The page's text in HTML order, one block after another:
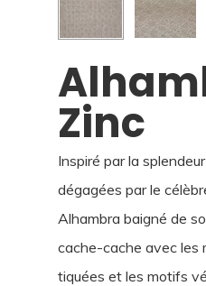
Zinc
Inspiré par la
dégagées par le
Alhambra baigné de
cache-cache avec les
tiquées et les motifs